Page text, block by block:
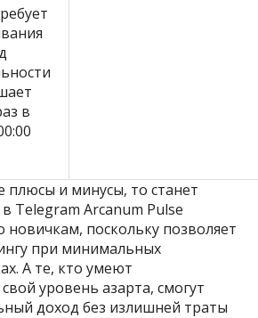
в
плюсы и минусы, то станет
Telegram Arcanum Pulse
поскольку позволяет
при минимальных
А те, кто умеют
уровень азарта, смогут
доход без излишней траты